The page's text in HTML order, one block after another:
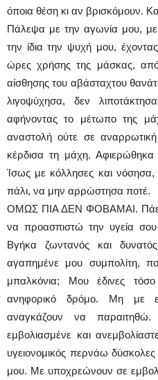
όποια θέση κι αν βρισκόμουν.
Πάλεψα με την αγωνία μου,
την ίδια την ψυχή μου,
ώρες χρήσης της μάσκας,
αίσθησης του αβάσταχτου
λιγοψύχησα, δεν
αφήνοντας το μέτωπο της
αναστολή ούτε σε
κέρδισα τη μάχη.
Ίσως με κόλλησες και
πάλι, να μην αρρώστησα ποτέ.
ΟΜΩΣ ΠΙΑ ΔΕΝ ΦΟΒΑΜΑΙ. Πάει
να προασπιστώ την υγεία
Βγήκα ζωντανός και
αγαπημένε μου συμπολίτη,
μπαλκόνια; Μου έδινες
ανηφορικό δρόμο. Μη με
αναγκάζουν να
εμβολιασμένε και
υγειονομικός περνάω δύσκολες
μου. Με υποχρεώνουν σε